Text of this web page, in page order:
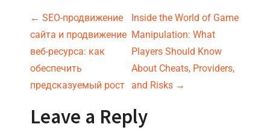
P
o
s
t
← SEO-продвижение
сайта и продвижение
веб-ресурса: как
обеспечить
предсказуемый рост
Inside the World of Game
Manipulation: What
Players Should Know
About Cheats, Providers,
and Risks →
Leave a Reply